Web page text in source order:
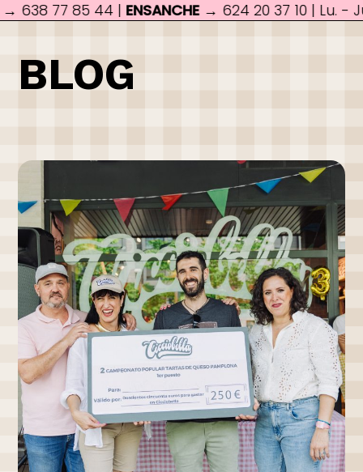
85 44 |ENSANCHE→ 624 20 37 10 | Lu. - Ju. de
BLOG